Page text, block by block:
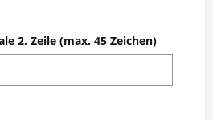
2. Zeile (max. 45 Zeichen)